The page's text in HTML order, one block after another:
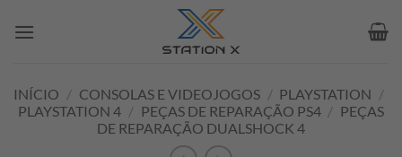
INÍCIO / CONSOLAS E VIDEOJOGOS / PLAYSTATION /
PLAYSTATION 4 / PEÇAS DE REPARAÇÃO PS4 / PEÇAS
DE REPARAÇÃO DUALSHOCK 4